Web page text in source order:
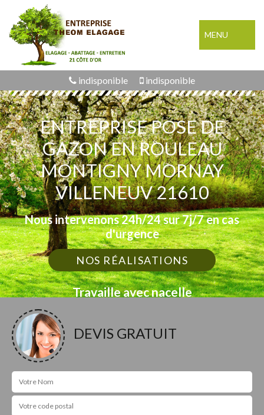
MENU
indisponible indisponible
ENTREPRISE POSE DE
GAZON EN ROULEAU
MONTIGNY MORNAY
VILLENEUV 21610
Nous intervenons 24h/24 sur 7j/7 en cas
d'urgence
NOS RÉALISATIONS
Travaille avec nacelle
DEVIS GRATUIT